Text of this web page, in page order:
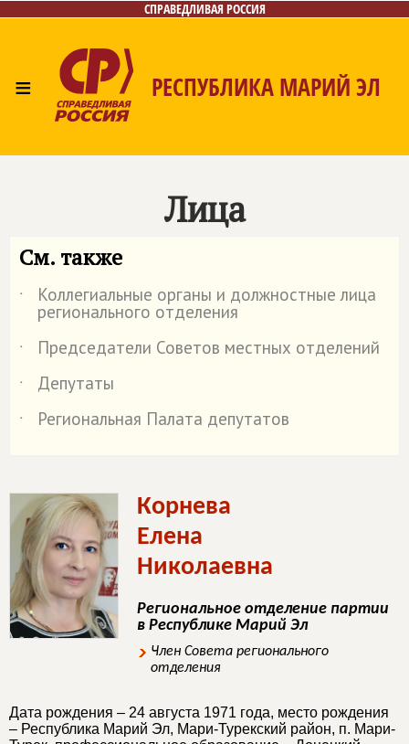
СПРАВЕДЛИВАЯ РОССИЯ
≡ РЕСПУБЛИКА МАРИЙ ЭЛ
Контакты
Лица
См. также
˙ Коллегиальные органы и должностные лица
регионального отделения
˙
Председатели Советов местных отделений
˙
Депутаты
˙
Региональная Палата депутатов
Корнева
Елена
Николаевна
Региональное отделение партии
в Республике Марий Эл
Член Совета регионального
отделения
Дата рождения – 24 августа 1971 года, место рождения
– Республика Марий Эл, Мари-Турекский район, п. Мари-